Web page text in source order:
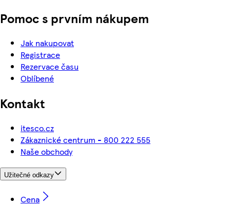
Pomoc s prvním nákupem
Jak nakupovat
Registrace
Rezervace času
Oblíbené
Kontakt
itesco.cz
Zákaznické centrum - 800 222 555
Naše obchody
Užitečné odkazy
Cena